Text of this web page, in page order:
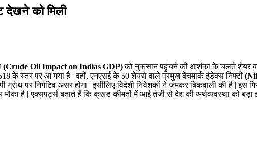
देखने को मिली
(Crude Oil Impact on Indias GDP)को नुकसान पहुंचने की आशंका के चलते शेयर
के स्तर पर आ गया है | वहीं, एनएसई के 50 शेयरों वाले प्रमुख बेंचमार्क इंडेक्स निफ्टी
पर निगेटिव असर होगा | इसीलिए विदेशी निवेशकों ने जमकर बिकवाली की है | इस
मौका है | एक्सपर्ट्स बताते हैं कि क्रूड कीमतों में आई तेजी से देश की अर्थव्यवस्था को